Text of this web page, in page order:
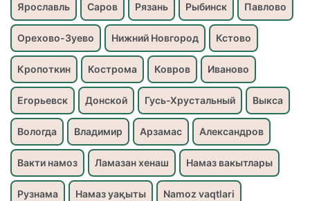
Ярославль Саров Рязань Рыбинск Павлово
Орехово-Зуево Нижний Новгород Кстово
Кропоткин Кострома Ковров Иваново
Егорьевск Донской Гусь-Хрустальный Выкса
Вологда Владимир Арзамас Александров
Вакти намоз Ламазан хенаш Намаз вакытлары
Рузнама Намаз уақыты Namoz vaqtlari